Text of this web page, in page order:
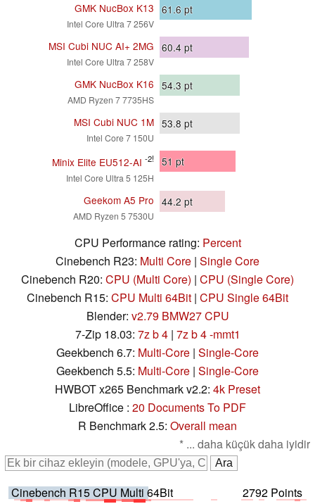
GMK NucBox K13
Intel Core Ultra 7 256V
61.6 pt
MSI Cubi NUC AI+ 2MG
Intel Core Ultra 7 258V
60.4 pt
GMK NucBox K16
AMD Ryzen 7 7735HS
54.3 pt
MSI Cubi NUC 1M
Intel Core 7 150U
53.8 pt
Minix Elite EU512-AI -2!
Intel Core Ultra 5 125H
51 pt
Geekom A5 Pro
AMD Ryzen 5 7530U
44.2 pt
CPU Performance rating: Percent
Cinebench R23: Multi Core | Single Core
Cinebench R20: CPU (Multi Core) | CPU (Single Core)
Cinebench R15: CPU Multi 64Bit | CPU Single 64Bit
Blender: v2.79 BMW27 CPU
7-Zip 18.03: 7z b 4| 7z b 4 -mmt1
Geekbench 6.7: Multi-Core | Single-Core
Geekbench 5.5: Multi-Core | Single-Core
HWBOT x265 Benchmark v2.2: 4k Preset
LibreOffice : 20 Documents To PDF
R Benchmark 2.5: Overall mean
* ... daha küçük daha iyidir
Cinebench R15 CPU Multi 64Bit
2792 Points